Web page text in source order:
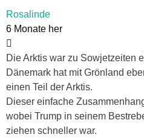
Rosalinde
6 Monate her
Die Arktis war zu Sowjetzeiten
Dänemark hat mit Grönland
einen Teil der Arktis.
Dieser einfache
wobei Trump in seinem
ziehen schneller war.